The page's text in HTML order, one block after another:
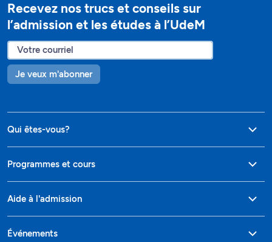
Recevez nos trucs et conseils sur
l’admission et les études à l’UdeM
Je veux m'abonner
Qui êtes-vous?
Programmes et cours
Aide à l'admission
Événements